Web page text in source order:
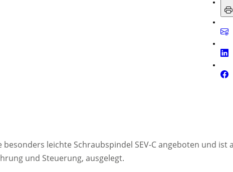
leichte Schraubspindel SEV-C angeboten und ist
und Steuerung, ausgelegt.